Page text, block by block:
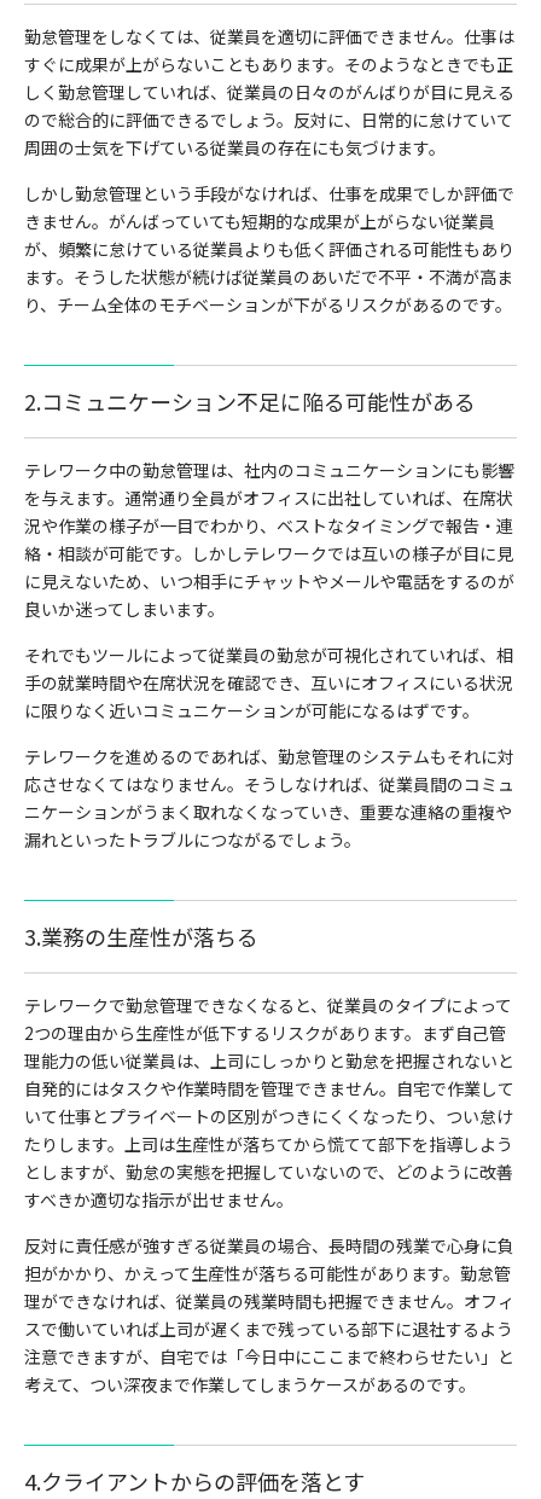
勤怠管理をしなくては、従業員を適切に評価できません。仕事は
すぐに成果が上がらないこともあります。そのようなときでも正
しく勤怠管理していれば、従業員の日々のがんばりが目に見える
ので総合的に評価できるでしょう。反対に、日常的に怠けていて
周囲の士気を下げている従業員の存在にも気づけます。
しかし勤怠管理という手段がなければ、仕事を成果でしか評価で
きません。がんばっていても短期的な成果が上がらない従業員
が、頻繁に怠けている従業員よりも低く評価される可能性もあり
ます。そうした状態が続けば従業員のあいだで不平・不満が高ま
り、チーム全体のモチベーションが下がるリスクがあるのです。
2.コミュニケーション不足に陥る可能性がある
テレワーク中の勤怠管理は、社内のコミュニケーションにも影響
を与えます。通常通り全員がオフィスに出社していれば、在席状
況や作業の様子が一目でわかり、ベストなタイミングで報告・連
絡・相談が可能です。しかしテレワークでは互いの様子が目に見
に見えないため、いつ相手にチャットやメールや電話をするのが
良いか迷ってしまいます。
それでもツールによって従業員の勤怠が可視化されていれば、相
手の就業時間や在席状況を確認でき、互いにオフィスにいる状況
に限りなく近いコミュニケーションが可能になるはずです。
テレワークを進めるのであれば、勤怠管理のシステムもそれに対
応させなくてはなりません。そうしなければ、従業員間のコミュ
ニケーションがうまく取れなくなっていき、重要な連絡の重複や
漏れといったトラブルにつながるでしょう。
3.業務の生産性が落ちる
テレワークで勤怠管理できなくなると、従業員のタイプによって
2つの理由から生産性が低下するリスクがあります。 まず自己管
理能力の低い従業員は、上司にしっかりと勤怠を把握されないと
自発的にはタスクや作業時間を管理できません。自宅で作業して
いて仕事とプライベートの区別がつきにくくなったり、つい怠け
たりします。上司は生産性が落ちてから慌てて部下を指導しよう
としますが、勤怠の実態を把握していないので、どのように改善
すべきか適切な指示が出せません。
反対に責任感が強すぎる従業員の場合、長時間の残業で心身に負
担がかかり、かえって生産性が落ちる可能性があります。勤怠管
理ができなければ、従業員の残業時間も把握できません。オフィ
スで働いていれば上司が遅くまで残っている部下に退社するよう
注意できますが、自宅では「今日中にここまで終わらせたい」と
考えて、つい深夜まで作業してしまうケースがあるのです。
4.クライアントからの評価を落とす